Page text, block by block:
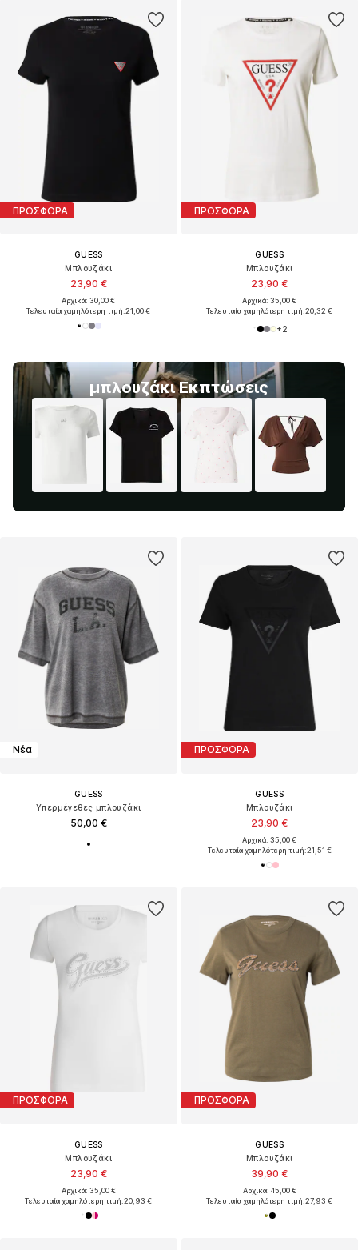
ΠΡΟΣΦΟΡΑ
GUESS
Μπλουζάκι
23,90 €
Αρχικά: 30,00 €
Τελευταία χαμηλότερη τιμή:21,00 €
μπλουζάκι Εκπτώσεις
ΠΡΟΣΦΟΡΑ
GUESS
Μπλουζάκι
23,90 €
Αρχικά: 35,00 €
Τελευταία χαμηλότερη τιμή:20,32 €
+2
Νέα
GUESS
Υπερμέγεθες μπλουζάκι
50,00 €
ΠΡΟΣΦΟΡΑ
GUESS
Μπλουζάκι
23,90 €
Αρχικά: 35,00 €
Τελευταία χαμηλότερη τιμή:21,51 €
ΠΡΟΣΦΟΡΑ
GUESS
Μπλουζάκι
23,90 €
Αρχικά: 35,00 €
Τελευταία χαμηλότερη τιμή:20,93 €
ΠΡΟΣΦΟΡΑ
GUESS
Μπλουζάκι
39,90 €
Αρχικά: 45,00 €
Τελευταία χαμηλότερη τιμή:27,93 €